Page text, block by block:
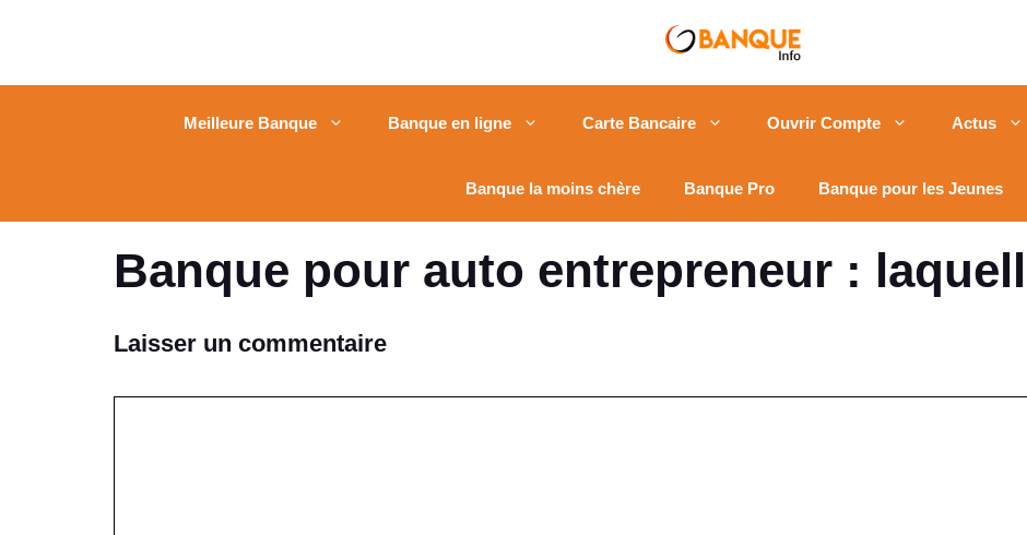
Meilleure Banque Banque en ligne Carte Bancaire Ouvrir Compte Actus
Banque la moins chère Banque Pro Banque pour les Jeunes
Banque pour auto entrepreneur :
Laisser un commentaire